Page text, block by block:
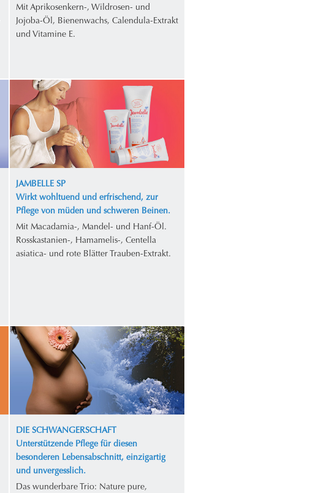
Mit Aprikosenkern-, Wildrosen- und
Jojoba-Öl, Bienenwachs, Calendula-Extrakt
und Vitamine E.
JAMBELLE SP
Wirkt wohltuend und erfrischend, zur
Pflege von müden und schweren Beinen.
Mit Macadamia-, Mandel- und Hanf-Öl.
Rosskastanien-, Hamamelis-, Centella
asiatica- und rote Blätter Trauben-Extrakt.
DIE SCHWANGERSCHAFT
Unterstützende Pflege für diesen
besonderen Lebensabschnitt, einzigartig
und unvergesslich.
Das wunderbare Trio: Nature pure,